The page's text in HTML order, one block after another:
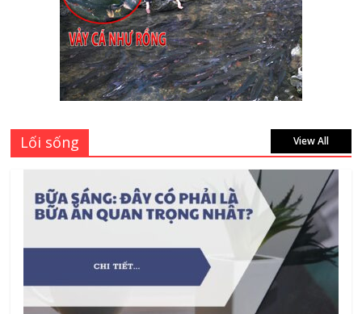
Mách bạn 7 địa chỉ sửa cửa nhôm kính
Tân Phú Tphcm tận nơi giá rẻ, uy tín
nhất hiện nay
August 5, 2026
Lối sống View All